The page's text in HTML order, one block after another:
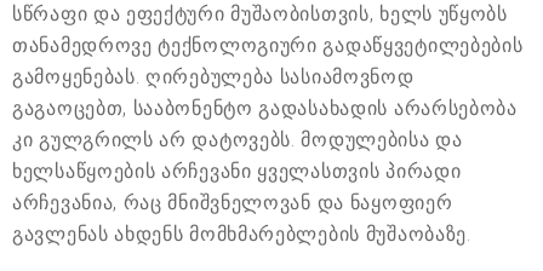
სწრაფი და ეფექტური მუშაობისთვის, ხელს უწყობს
თანამედროვე ტექნოლოგიური გადაწყვეტილებების
გამოყენებას. ღირებულება სასიამოვნოდ
გაგაოცებთ, სააბონენტო გადასახადის არარსებობა
კი გულგრილს არ დატოვებს. მოდულებისა და
ხელსაწყოების არჩევანი ყველასთვის პირადი
არჩევანია, რაც მნიშვნელოვან და ნაყოფიერ
გავლენას ახდენს მომხმარებლების მუშაობაზე.